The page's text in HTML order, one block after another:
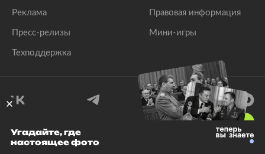
Реклама
Пресс-релизы
Техподдержка
Правовая информация
Мини-игры
© 1999–2026 Все права защищены.
Угадайте, где
настоящее фото